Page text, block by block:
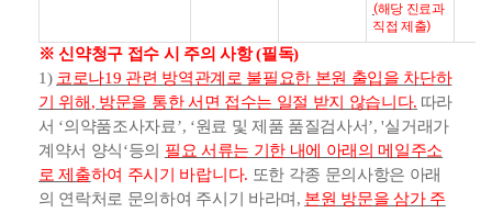
(해당 진료과
직접 제출)
※신약청구 접수 시 주의 사항(필독)
1) 코로나19 관련 방역관계로 불필요한 본원 출입을 차단하
기 위해 , 방문을 통한 서면 접수는 일절 받지 않습니다. 따라
서 ‘의약품조사자료’, ‘원료 및 제품 품질검사서’, '실거래가
계약서 양식‘등의 필요 서류는 기한 내에 아래의 메일주소
로 제출하여 주시기 바랍니다. 또한 각종 문의사항은 아래
의 연락처로 문의하여 주시기 바라며 , 본원 방문을 삼가 주